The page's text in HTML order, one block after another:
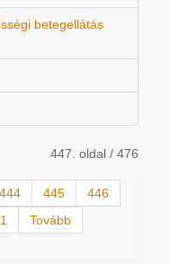
betegellátás
447. oldal / 476
444 445
446
Tovább